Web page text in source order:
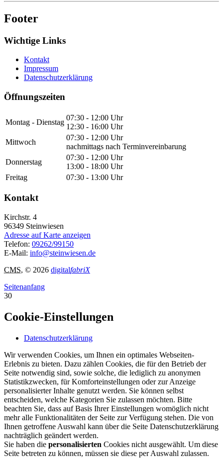
Footer
Wichtige Links
Kontakt
Impressum
Datenschutzerklärung
Öffnungszeiten
Montag - Dienstag
07:30 - 12:00 Uhr
12:30 - 16:00 Uhr
Mittwoch
07:30 - 12:00 Uhr
nachmittags nach Terminvereinbarung
Donnerstag
07:30 - 12:00 Uhr
13:00 - 18:00 Uhr
Freitag
07:30 - 13:00 Uhr
Kontakt
Kirchstr. 4
96349 Steinwiesen
Adresse auf Karte anzeigen
Telefon: 09262/99150
E-Mail: info@steinwiesen.de
CMS, © 2026 digitalfabriX
Seitenanfang
30
Cookie-Einstellungen
Datenschutzerklärung
Wir verwenden Cookies, um Ihnen ein optimales Webseiten-
Erlebnis zu bieten. Dazu zählen Cookies, die für den Betrieb der
Seite notwendig sind, sowie solche, die lediglich zu anonymen
Statistikzwecken, für Komforteinstellungen oder zur Anzeige
personalisierter Inhalte genutzt werden. Sie können selbst
entscheiden, welche Kategorien Sie zulassen möchten. Bitte
beachten Sie, dass auf Basis Ihrer Einstellungen womöglich nicht
mehr alle Funktionalitäten der Seite zur Verfügung stehen. Die von
Ihnen getroffene Auswahl kann über die Seite Datenschutzerklärung
nachträglich geändert werden.
Sie haben die personalisierten Cookies nicht ausgewählt. Um diese
Seite betreten zu können, müssen sie diese per Auswahl zulassen.